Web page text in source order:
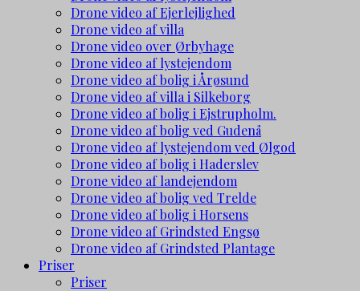
Drone video af Ejerlejlighed
Drone video af villa
Drone video over Ørbyhage
Drone video af lystejendom
Drone video af bolig i Årøsund
Drone video af villa i Silkeborg
Drone video af bolig i Ejstrupholm.
Drone video af bolig ved Gudenå
Drone video af lystejendom ved Ølgod
Drone video af bolig i Haderslev
Drone video af landejendom
Drone video af bolig ved Trelde
Drone video af bolig i Horsens
Drone video af Grindsted Engsø
Drone video af Grindsted Plantage
Priser
Priser